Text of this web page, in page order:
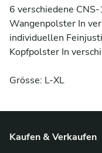
6 verschiedene
Wangenpolster In
individuellen
Kopfpolster In
Grösse: L-XL
Kaufen & Verkaufen